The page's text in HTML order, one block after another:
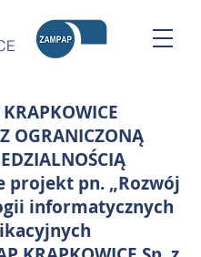
OGRANICZONĄ
projekt pn. „Rozwój
informatycznych